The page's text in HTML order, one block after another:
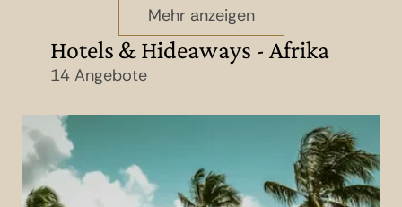
Mehr anzeigen
Hotels & Hideaways - Afrika
14 Angebote